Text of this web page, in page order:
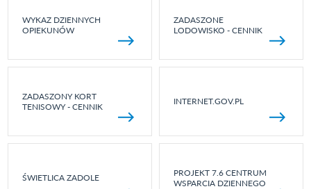
WYKAZ DZIENNYCH
OPIEKUNÓW
ZADASZONE
LODOWISKO - CENNIK
ZADASZONY KORT
TENISOWY - CENNIK
INTERNET.GOV.PL
ŚWIETLICA ZADOLE
PROJEKT 7.6 CENTRUM
WSPARCIA DZIENNEGO